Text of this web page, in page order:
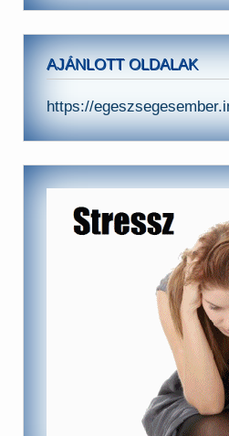
AJÁNLOTT OLDALAK
https://